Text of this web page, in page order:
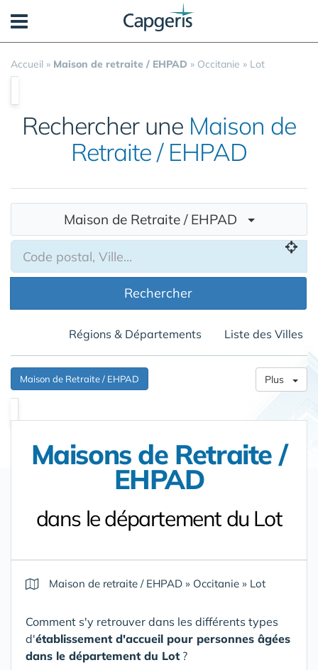
Accueil » Maison de retraite / EHPAD » Occitanie » Lot
Rechercher une Maison de
Retraite / EHPAD
Maison de Retraite / EHPAD
Rechercher
Régions & Départements Liste des Villes
Maison de Retraite / EHPAD Plus
Maisons de Retraite /
EHPAD
dans le département du Lot
Maison de retraite / EHPAD » Occitanie » Lot
Comment s'y retrouver dans les différents types
d'établissement d'accueil pour personnes âgées
dans le département du Lot ?